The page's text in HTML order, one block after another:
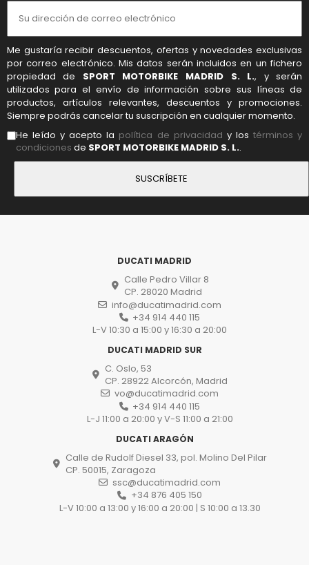
Me gustaría recibir descuentos, ofertas y novedades exclusivas
por correo electrónico. Mis datos serán incluidos en un fichero
propiedad de SPORT MOTORBIKE MADRID S. L., y serán
utilizados para el envío de información sobre sus líneas de
productos, artículos relevantes, descuentos y promociones.
Siempre podrás cancelar tu suscripción en cualquier momento.
He leído y acepto la política de privacidad y lostérminos y
condiciones de SPORT MOTORBIKE MADRID S. L..
DUCATI MADRID
Calle Pedro Villar 8
CP. 28020 Madrid
info@ducatimadrid.com
+34 914 440 115
L-V 10:30 a 15:00 y 16:30 a 20:00
DUCATI MADRID SUR
C. Oslo, 53
CP. 28922 Alcorcón, Madrid
vo@ducatimadrid.com
+34 914 440 115
L-J 11:00 a 20:00 y V-S 11:00 a 21:00
DUCATI ARAGÓN
Calle de Rudolf Diesel 33, pol. Molino Del Pilar
CP. 50015, Zaragoza
ssc@ducatimadrid.com
+34 876 405 150
L-V 10:00 a 13:00 y 16:00 a 20:00 | S 10:00 a 13.30